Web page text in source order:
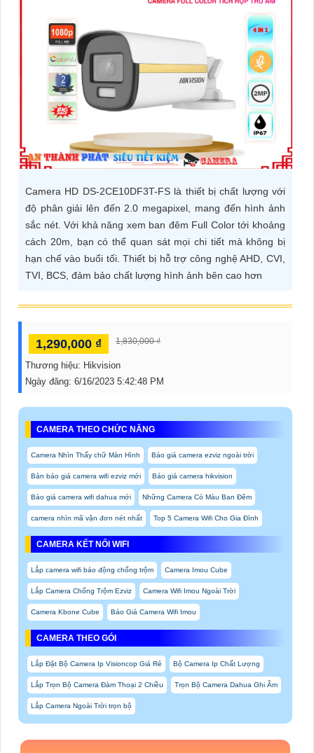
ĐẶT
CAMERA
TƯ
DỊCH
VỤ
Camera HD DS-2CE10DF3T-FS là thiết bị chất lượng với
độ phân giải lên đến 2.0 megapixel, mang đến hình ảnh
sắc nét. Với khả năng xem ban đêm Full Color tới khoảng
cách 20m, bạn có thể quan sát mọi chi tiết mà không bị
hạn chế vào buổi tối. Thiết bị hỗ trợ công nghệ AHD, CVI,
TVI, BCS, đảm bảo chất lượng hình ảnh bên cao hơn
1,290,000 ₫ 1,830,000 ₫
Thương hiệu: Hikvision
Ngày đăng: 6/16/2023 5:42:48 PM
CAMERA THEO CHỨC NĂNG
Camera Nhìn Thấy chữ Màn Hình Báo giá camera ezviz ngoài trời
Bản báo giá camera wifi ezviz mới Báo giá camera hikvision
Báo giá camera wifi dahua mới Những Camera Có Màu Ban Đêm
camera nhìn mã vận đơn nét nhất Top 5 Camera Wifi Cho Gia Đình
CAMERA KẾT NỐI WIFI
Lắp camera wifi báo động chống trộm Camera Imou Cube
Lắp Camera Chống Trộm Ezviz Camera Wifi Imou Ngoài Trời
Camera Kbone Cube Báo Giá Camera Wifi Imou
CAMERA THEO GÓI
Lắp Đặt Bộ Camera Ip Visioncop Giá Rẻ Bộ Camera Ip Chất Lượng
Lắp Trọn Bộ Camera Đàm Thoại 2 Chiều Trọn Bộ Camera Dahua Ghi Âm
Lắp Camera Ngoài Trời trọn bộ